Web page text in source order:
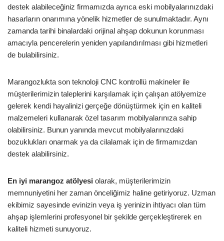
destek alabileceğiniz firmamızda ayrıca eski mobilyalarınızdaki
hasarların onarımına yönelik hizmetler de sunulmaktadır. Aynı
zamanda tarihi binalardaki orijinal ahşap dokunun korunması
amacıyla pencerelerin yeniden yapılandırılması gibi hizmetleri
de bulabilirsiniz.
Marangozlukta son teknoloji CNC kontrollü makineler ile
müşterilerimizin taleplerini karşılamak için çalışan atölyemize
gelerek kendi hayalinizi gerçeğe dönüştürmek için en kaliteli
malzemeleri kullanarak özel tasarım mobilyalarınıza sahip
olabilirsiniz. Bunun yanında mevcut mobilyalarınızdaki
bozuklukları onarmak ya da cilalamak için de firmamızdan
destek alabilirsiniz.
En iyi marangoz atölyesi olarak, müşterilerimizin
memnuniyetini her zaman önceliğimiz haline getiriyoruz. Uzman
ekibimiz sayesinde evinizin veya iş yerinizin ihtiyacı olan tüm
ahşap işlemlerini profesyonel bir şekilde gerçekleştirerek en
kaliteli hizmeti sunuyoruz.